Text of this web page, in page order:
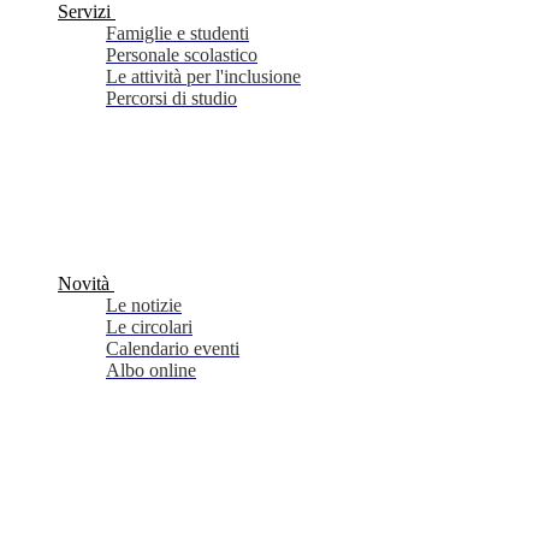
Servizi
Famiglie e studenti
Personale scolastico
Le attività per l'inclusione
Percorsi di studio
Novità
Le notizie
Le circolari
Calendario eventi
Albo online